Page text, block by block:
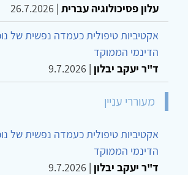
עלון פסיכולוגיה עברית |
26.7.2026
אקטיביות טיפולית כעמדה נפשית של
הדינמי הממוקד
ד"ר יעקב יבלון |
9.7.2026
מעוררי עניין
אקטיביות טיפולית כעמדה נפשית של
הדינמי הממוקד
ד"ר יעקב יבלון |
9.7.2026